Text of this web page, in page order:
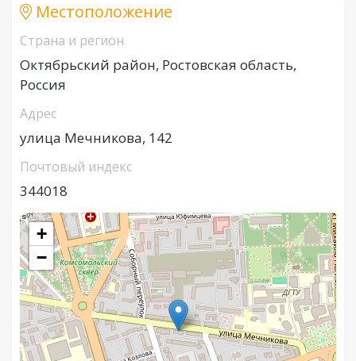
Местоположение
Страна и регион
Октябрьский район, Ростовская область,
Россия
Адрес
улица Мечникова, 142
Почтовый индекс
344018
+
−